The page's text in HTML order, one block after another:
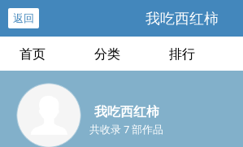
返回 我吃西红柿
首页 分类 排行
我吃西红柿
共收录 7 部作品